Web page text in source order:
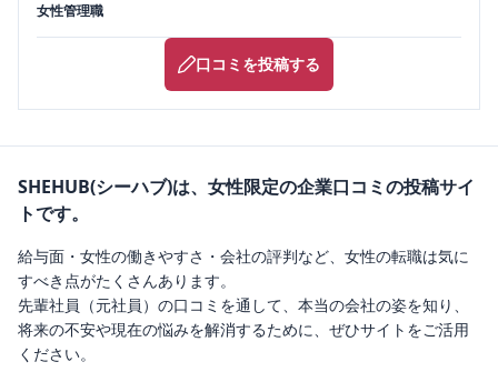
女性管理職
口コミを投稿する
SHEHUB(シーハブ)は、女性限定の企業口コミの投稿サイ
トです。
給与面・女性の働きやすさ・会社の評判など、女性の転職は気に
すべき点がたくさんあります。
先輩社員（元社員）の口コミを通して、本当の会社の姿を知り、
将来の不安や現在の悩みを解消するために、ぜひサイトをご活用
ください。